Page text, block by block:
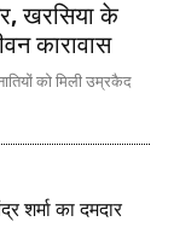
खरसिया के
कारावास
को मिली उम्रकैद
शर्मा का दमदार